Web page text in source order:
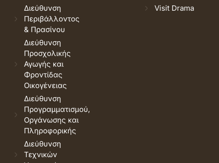
Διεύθυνση
Περιβάλλοντος
& Πρασίνου
Διεύθυνση
Προσχολικής
Αγωγής και
Φροντίδας
Οικογένειας
Διεύθυνση
Προγραμματισμού,
Οργάνωσης και
Πληροφορικής
Διεύθυνση
Τεχνικών
Visit Drama